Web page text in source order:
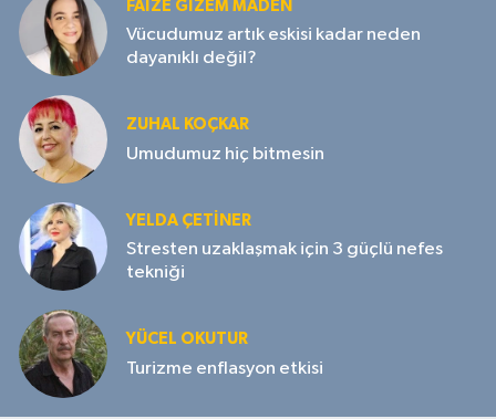
FAIZE GIZEM MADEN
Vücudumuz artık eskisi kadar neden
dayanıklı değil?
ZUHAL KOÇKAR
Umudumuz hiç bitmesin
YELDA ÇETİNER
Stresten uzaklaşmak için 3 güçlü nefes
tekniği
YÜCEL OKUTUR
Turizme enflasyon etkisi